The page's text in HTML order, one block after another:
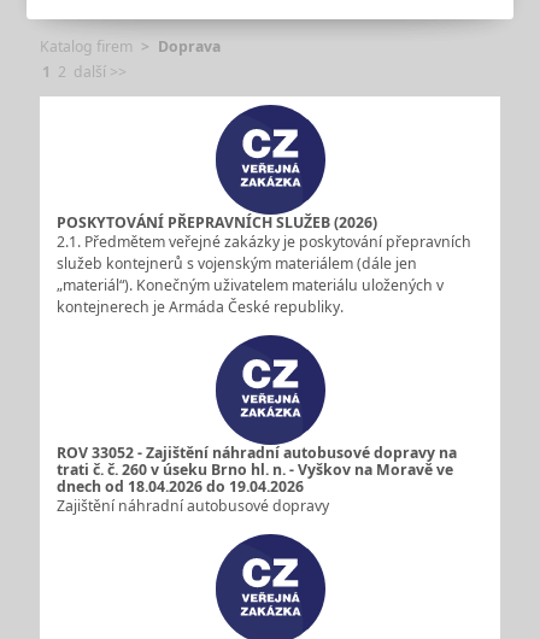
Katalog firem
Doprava
1 2 další >>
POSKYTOVÁNÍ PŘEPRAVNÍCH SLUŽEB (2026)
2.1. Předmětem veřejné zakázky je poskytování přepravních
služeb kontejnerů s vojenským materiálem (dále jen
„materiál“). Konečným uživatelem materiálu uložených v
kontejnerech je Armáda České republiky.
ROV 33052 - Zajištění náhradní autobusové dopravy na
trati č. č. 260 v úseku Brno hl. n. - Vyškov na Moravě ve
dnech od 18.04.2026 do 19.04.2026
Zajištění náhradní autobusové dopravy